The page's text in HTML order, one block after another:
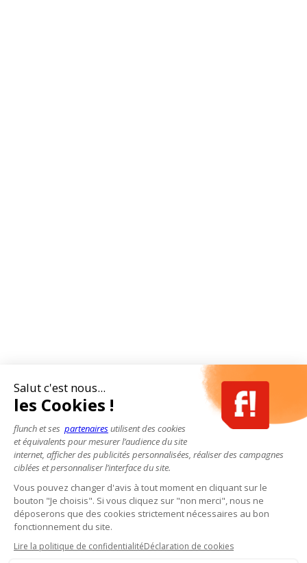
Salut c'est nous...
les Cookies !
flunch et ses partenairesutilisent des cookies
et équivalents pour mesurer l’audience du site
internet, afficher des publicités personnalisées, réaliser des campagnes
ciblées et personnaliser l’interface du site.
Vous pouvez changer d'avis à tout moment en cliquant sur le
bouton "Je choisis". Si vous cliquez sur "non merci", nous ne
déposerons que des cookies strictement nécessaires au bon
fonctionnement du site.
Lire la politique de confidentialitéDéclaration de cookies